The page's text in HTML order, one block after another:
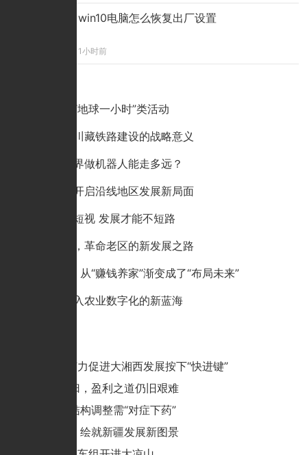
win10电脑怎么恢复出厂设置
1小时前
呼吁提倡“地球一小时”类活动
天路——川藏铁路建设的战略意义
娃哈哈跨界做机器人能走多远？
合安高铁开启沿线地区发展新局面
短视频不短视 发展才能不短路
瑞梅铁路，革命老区的新发展之路
B站游戏：从“赚钱养家”渐变成了“布局未来”
拼多多驶入农业数字化的新蓝海
“两线一站”力促进大湘西发展按下“快进键”
顺风车重归，盈利之道仍旧艰难
铁路运输结构调整需“对症下药”
互联互通，绘就新疆发展新图景